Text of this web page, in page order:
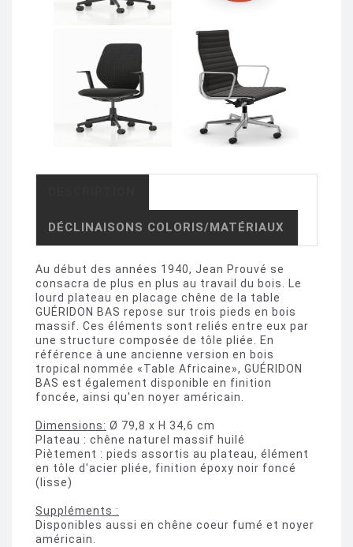
DÉCLINAISONS COLORIS/MATÉRIAUX
Au début des années 1940, Jean Prouvé se
consacra de plus en plus au travail du bois. Le
lourd plateau en placage chêne de la table
GUÉRIDON BAS repose sur trois pieds en bois
massif. Ces éléments sont reliés entre eux par
une structure composée de tôle pliée. En
référence à une ancienne version en bois
tropical nommée «Table Africaine», GUÉRIDON
BAS est également disponible en finition
foncée, ainsi qu'en noyer américain.
Dimensions: Ø 79,8 x H 34,6 cm
Plateau : chêne naturel massif huilé
Piètement : pieds assortis au plateau, élément
en tôle d'acier pliée, finition époxy noir foncé
(lisse)
Suppléments :
Disponibles aussi en chêne coeur fumé et noyer
américain.